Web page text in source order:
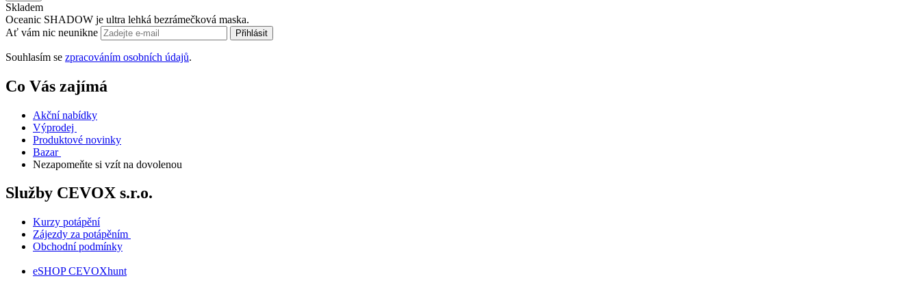
Skladem
Oceanic SHADOW je ultra lehká bezrámečková maska.
Ať vám nic neunikne
Přihlásit
Souhlasím se zpracováním osobních údajů.
Co Vás zajímá
Akční nabídky
Výprodej
Produktové novinky
Bazar
Nezapomeňte si vzít na dovolenou
Služby CEVOX s.r.o.
Kurzy potápění
Zájezdy za potápěním
Obchodní podmínky
eSHOP CEVOXhunt